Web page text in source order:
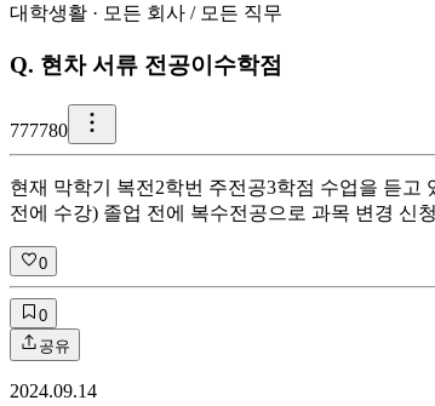
대학생활 · 모든 회사 / 모든 직무
Q. 현차 서류 전공이수학점
777780
현재 막학기 복전2학번 주전공3학점 수업을 듣
전에 수강) 졸업 전에 복수전공으로 과목 변경 신
0
0
공유
2024.09.14